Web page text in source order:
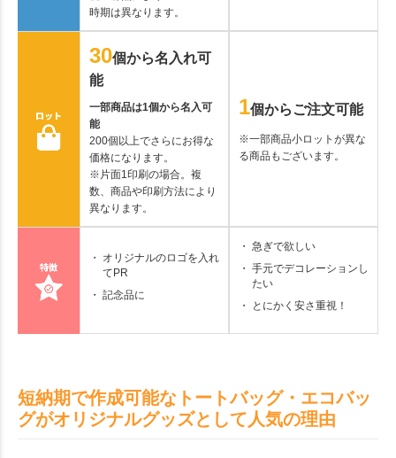
時期は異なります。
30個から名入れ可
能
一部商品は1個から名入可
能
200個以上でさらにお得な
価格になります。
※片面1印刷の場合。複
数、商品や印刷方法により
異なります。
1個からご注文可能
※一部商品小ロットが異な
る商品もございます。
オリジナルのロゴを入れ
てPR
記念品に
急ぎで欲しい
手元でデコレーションし
たい
とにかく安さ重視！
短納期で作成可能なトートバッグ・エコバッ
グがオリジナルグッズとして人気の理由